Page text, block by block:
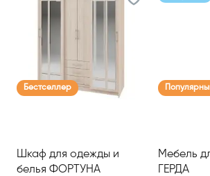
Бестселлер
Шкаф для одежды и
белья ФОРТУНА
Мебель
ГЕРДА